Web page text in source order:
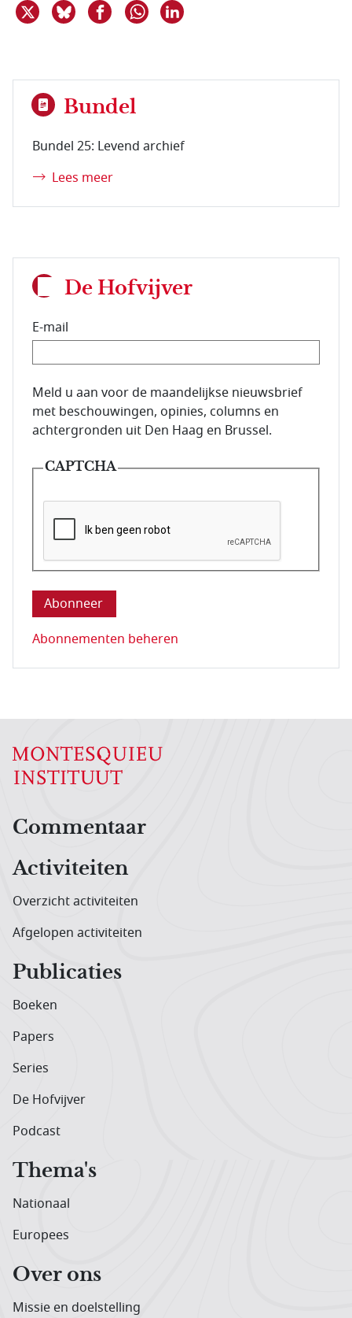
Deel dit item op X
Deel dit item op Bluesky
Deel dit item op Facebook
Delen via WhatsApp
Bundel
Bundel 25: Levend archief
Lees meer
De Hofvijver
E-mail
E-mailadres van de abonnee.
Meld u aan voor de maandelijkse nieuwsbrief
met beschouwingen, opinies, columns en
achtergronden uit Den Haag en Brussel.
CAPTCHA
Deze vraag is om te controleren dat u een mens
Abonnementen beheren
Hoofdnavigatiemenu
Commentaar
Activiteiten
Overzicht activiteiten
Afgelopen activiteiten
Publicaties
Boeken
Papers
Series
De Hofvijver
Podcast
Thema's
Nationaal
Europees
Over ons
Missie en doelstelling